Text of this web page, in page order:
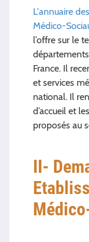
L'annuaire
Médico-
l’offre sur le
France. Il
et services
national. Il
d’accueil et
proposés au
II-